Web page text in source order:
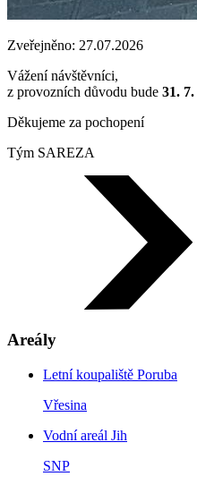
Zveřejněno: 27.07.2026
Vážení návštěvníci,
z provozních důvodu bude 31. 7.
Děkujeme za pochopení
Tým SAREZA
Areály
Letní koupaliště Poruba
Vřesina
Vodní areál Jih
SNP